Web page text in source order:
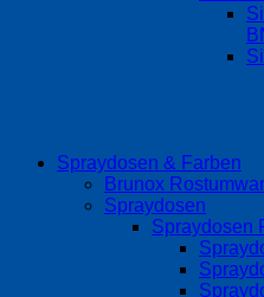
Spraydosen & Farben
Brunox
Spraydosen
Spraydosen